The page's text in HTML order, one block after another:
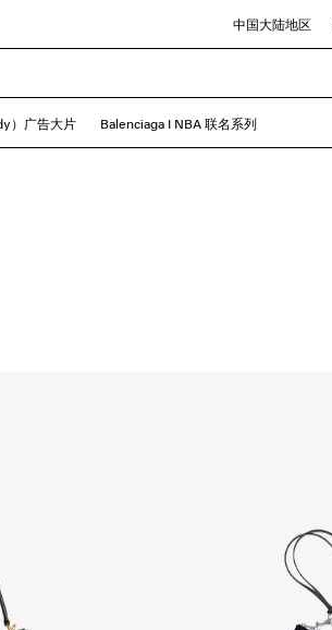
中国大陆地区
）广告大片 Balenciaga I NBA 联名系列